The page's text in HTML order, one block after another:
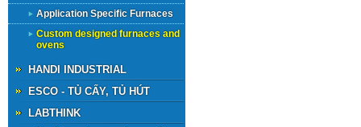
Application Specific Furnaces
Custom designed furnaces and
ovens
HANDI INDUSTRIAL
ESCO - TỦ CẤY, TỦ HÚT
LABTHINK